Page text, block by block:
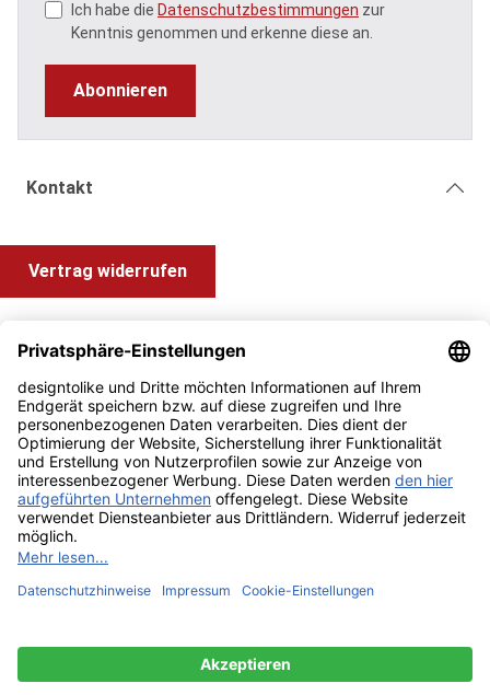
Ich habe die Datenschutzbestimmungen zur
Kenntnis genommen und erkenne diese an.
Abonnieren
Kontakt
Vertrag widerrufen
Information und Impressum
Zahlung & Versand
Impressum AGB
Alle Preise inkl. gesetzl. Mehrwertsteuer zzgl.Versandkosten
und ggf. Nachnahmegebühren, wenn nicht anders angegeben.